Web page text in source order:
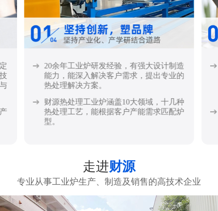
20余年工业炉研发经验，有强大设计制造
能力，能深入解决客户需求，提出专业的
热处理解决方案。
财源热处理工业炉涵盖10大领域，十几种
热处理工艺，能根据客户产能需求匹配炉
型。
走进财源
专业从事工业炉生产、制造及销售的高技术企业